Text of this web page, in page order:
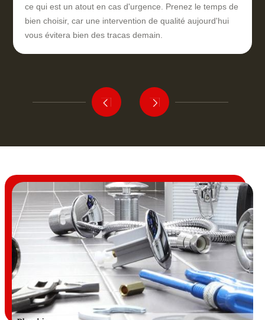
ce qui est un atout en cas d'urgence. Prenez le temps de
bien choisir, car une intervention de qualité aujourd'hui
vous évitera bien des tracas demain.